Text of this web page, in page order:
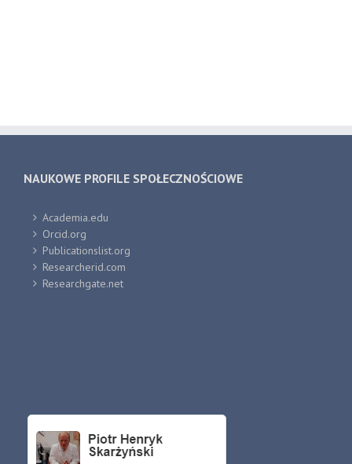
NAUKOWE PROFILE SPOŁECZNOŚCIOWE
Academia.edu
Orcid.org
Publicationslist.org
Researcherid.com
Researchgate.net